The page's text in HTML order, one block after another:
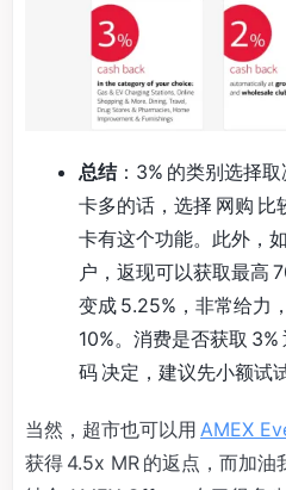
总结：3% 的类别选择
卡多的话，选择 网购 比
卡有这个功能。此外，
户，返现可以获取最高
变成 5.25%，非常给力
10%。消费是否获取
码 决定，建议先小额试
当然，超市也可以用 AMEX
获得 4.5x MR 的返点，而加油